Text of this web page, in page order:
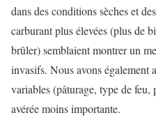
dans des conditions sèches et
carburant plus élevées (plus de
brûler) semblaient montrer un
invasifs. Nous avons également
variables (pâturage, type de feu,
avérée moins importante.